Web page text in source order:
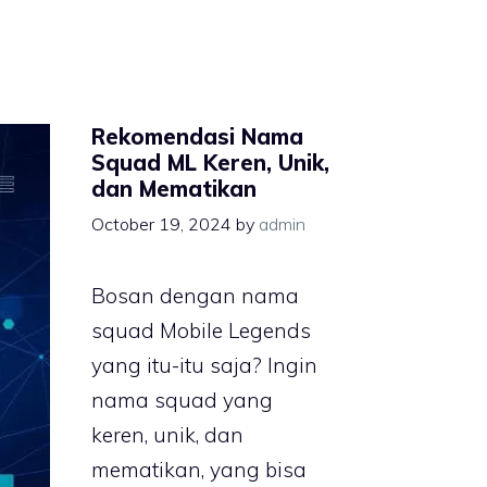
Rekomendasi Nama
Squad ML Keren, Unik,
dan Mematikan
October 19, 2024 by admin
Bosan dengan nama
squad Mobile Legends
yang itu-itu saja? Ingin
nama squad yang
keren, unik, dan
mematikan, yang bisa